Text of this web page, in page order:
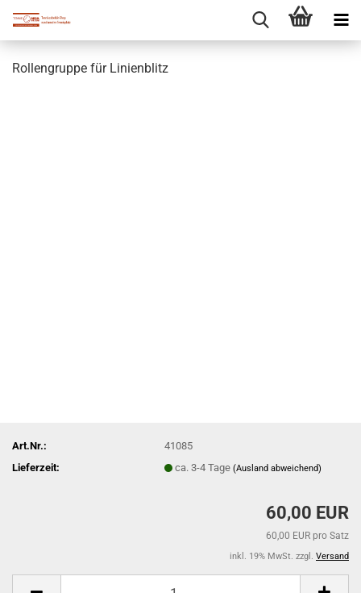
Rollengruppe für Linienblitz
Art.Nr.:
41085
Lieferzeit:
ca. 3-4 Tage(Ausland abweichend)
60,00 EUR
60,00 EUR pro Satz
inkl. 19% MwSt. zzgl. Versand